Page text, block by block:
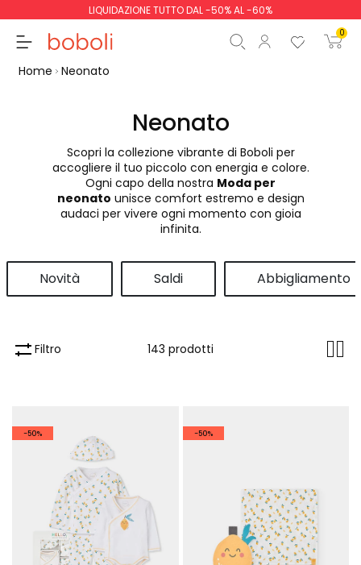
LIQUIDAZIONE TUTTO DAL -50% AL -60%
0
Totale parziale
Continua Inizio ordine
Home Neonato
Neonato
Scopri la collezione vibrante di Boboli per
accogliere il tuo piccolo con energia e colore.
Ogni capo della nostra Moda per
neonato unisce comfort estremo e design
audaci per vivere ogni momento con gioia
infinita.
Novità Saldi Abbigliamento
Filtro 143 prodotti
-50% -50%